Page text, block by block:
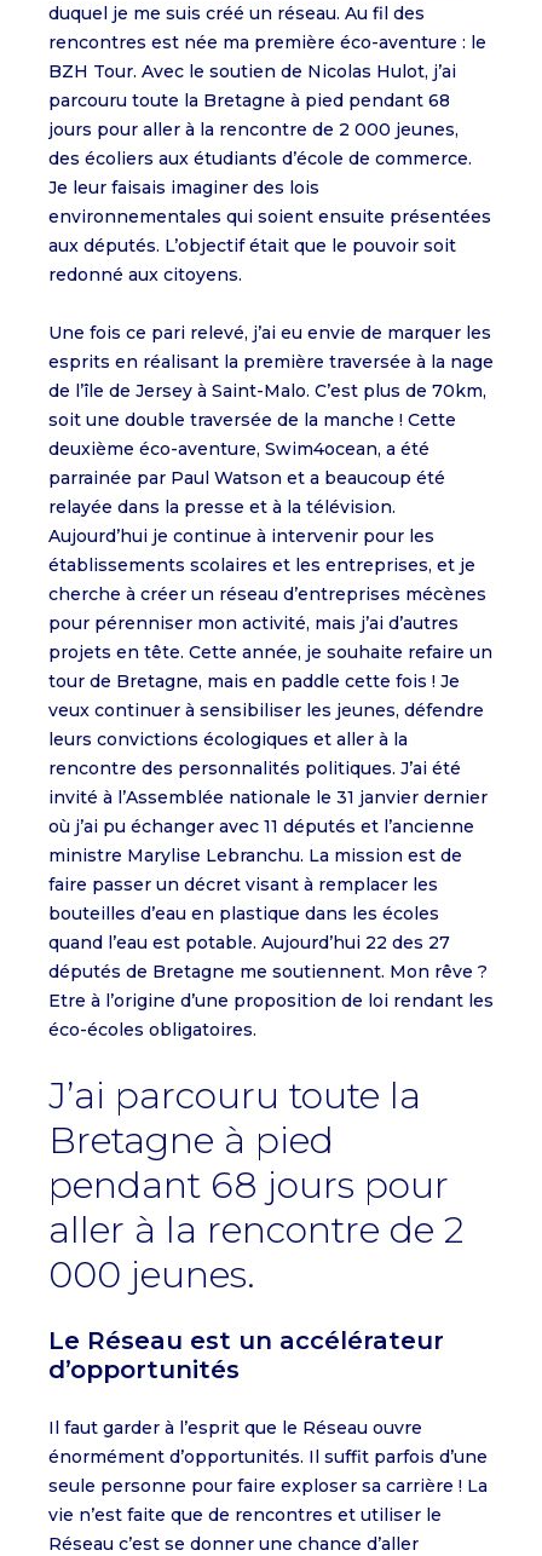
duquel je me suis créé un réseau. Au fil des
rencontres est née ma première éco-aventure : le
BZH Tour. Avec le soutien de Nicolas Hulot, j’ai
parcouru toute la Bretagne à pied pendant 68
jours pour aller à la rencontre de 2 000 jeunes,
des écoliers aux étudiants d’école de commerce.
Je leur faisais imaginer des lois
environnementales qui soient ensuite présentées
aux députés. L’objectif était que le pouvoir soit
redonné aux citoyens.
Une fois ce pari relevé, j’ai eu envie de marquer les
esprits en réalisant la première traversée à la nage
de l’île de Jersey à Saint-Malo. C’est plus de 70km,
soit une double traversée de la manche ! Cette
deuxième éco-aventure, Swim4ocean, a été
parrainée par Paul Watson et a beaucoup été
relayée dans la presse et à la télévision.
Aujourd’hui je continue à intervenir pour les
établissements scolaires et les entreprises, et je
cherche à créer un réseau d’entreprises mécènes
pour pérenniser mon activité, mais j’ai d’autres
projets en tête. Cette année, je souhaite refaire un
tour de Bretagne, mais en paddle cette fois ! Je
veux continuer à sensibiliser les jeunes, défendre
leurs convictions écologiques et aller à la
rencontre des personnalités politiques. J’ai été
invité à l’Assemblée nationale le 31 janvier dernier
où j’ai pu échanger avec 11 députés et l’ancienne
ministre Marylise Lebranchu. La mission est de
faire passer un décret visant à remplacer les
bouteilles d’eau en plastique dans les écoles
quand l’eau est potable. Aujourd’hui 22 des 27
députés de Bretagne me soutiennent. Mon rêve ?
Etre à l’origine d’une proposition de loi rendant les
éco-écoles obligatoires.
J’ai parcouru toute la
Bretagne à pied
pendant 68 jours pour
aller à la rencontre de 2
000 jeunes.
Le Réseau est un accélérateur
d’opportunités
Il faut garder à l’esprit que le Réseau ouvre
énormément d’opportunités. Il suffit parfois d’une
seule personne pour faire exploser sa carrière ! La
vie n’est faite que de rencontres et utiliser le
Réseau c’est se donner une chance d’aller